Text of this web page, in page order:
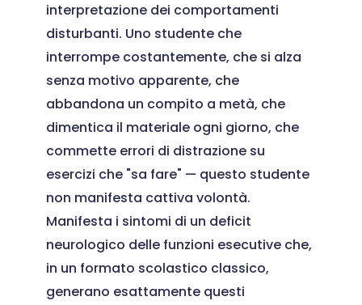
interpretazione dei comportamenti
disturbanti. Uno studente che
interrompe costantemente, che si alza
senza motivo apparente, che
abbandona un compito a metà, che
dimentica il materiale ogni giorno, che
commette errori di distrazione su
esercizi che "sa fare" — questo studente
non manifesta cattiva volontà.
Manifesta i sintomi di un deficit
neurologico delle funzioni esecutive che,
in un formato scolastico classico,
generano esattamente questi